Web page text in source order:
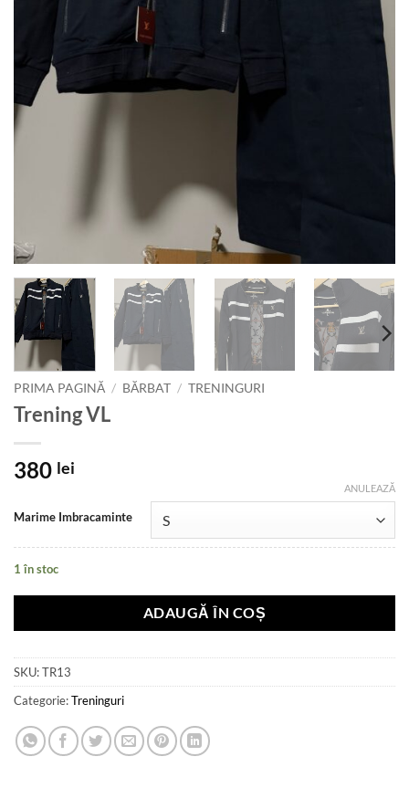
PRIMA PAGINĂ / BĂRBAT / TRENINGURI
Trening VL
380 lei
Marime Imbracaminte
ANULEAZĂ
1 în stoc
ADAUGĂ ÎN COȘ
SKU:TR13
Categorie:Treninguri